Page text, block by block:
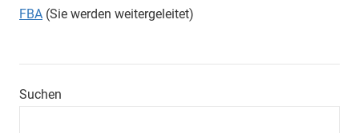
FBA (Sie werden weitergeleitet)
Suchen